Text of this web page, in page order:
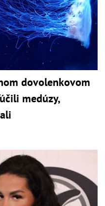
dovolenkovom
medúzy,